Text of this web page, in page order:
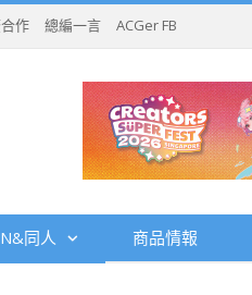
作 總編一言 ACGer FB
同人 商品情報